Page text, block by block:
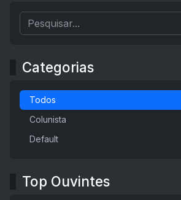
Categorias
Todos
Colunista
Default
Top Ouvintes